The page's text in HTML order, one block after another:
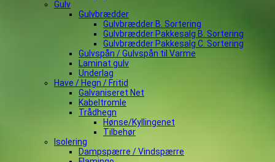
Gulv
Gulvbrædder
Gulvbrædder B. Sortering
Gulvbrædder Pakkesalg B. Sortering
Gulvbrædder Pakkesalg C. Sortering
Gulvspån / Gulvspån til Varme
Laminat gulv
Underlag
Have / Hegn / Fritid
Galvaniseret Net
Kabeltromle
Trådhegn
Hønse/Kyllingenet
Tilbehør
Isolering
Dampspærre / Vindspærre